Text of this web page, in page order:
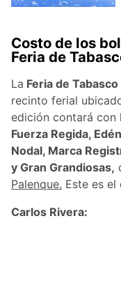
Costo de los
Feria de
La Feria de
recinto ferial
edición contará
Fuerza Regida,
Nodal, Marca
y Gran Grandiosas,
Palenque. Este es
Carlos Rivera: